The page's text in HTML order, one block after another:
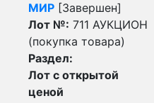
МИР [Завершен]
Лот №: 711 АУКЦИОН
(покупка товара)
Раздел:
Лот с открытой
ценой